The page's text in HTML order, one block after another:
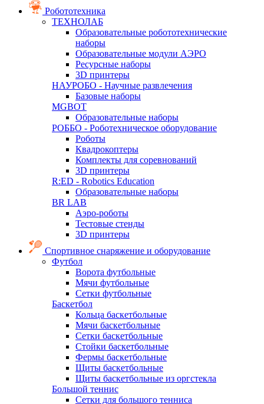
Робототехника
ТЕХНОЛАБ
Образовательные робототехнические
наборы
Образовательные модули АЭРО
Ресурсные наборы
3D принтеры
НАУРОБО - Научные развлечения
Базовые наборы
MGBOT
Образовательные наборы
РОББО - Роботехническое оборудование
Роботы
Квадрокоптеры
Комплекты для соревнований
3D принтеры
R:ED - Robotics Education
Образовательные наборы
BR LAB
Аэро-роботы
Тестовые стенды
3D принтеры
Спортивное снаряжение и оборудование
Футбол
Ворота футбольные
Мячи футбольные
Сетки футбольные
Баскетбол
Кольца баскетбольные
Мячи баскетбольные
Сетки баскетбольные
Стойки баскетбольные
Фермы баскетбольные
Щиты баскетбольные
Щиты баскетбольные из оргстекла
Большой теннис
Сетки для большого тенниса